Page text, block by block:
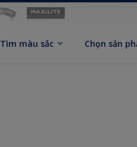
Tìm màu sắc Chọn sản